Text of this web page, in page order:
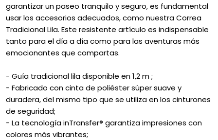
garantizar un paseo tranquilo y seguro, es fundamental
usar los accesorios adecuados, como nuestra Correa
Tradicional Lila. Este resistente artículo es indispensable
tanto para el día a día como para las aventuras más
emocionantes que compartas.
- Guía tradicional lila disponible en 1,2 m ;
- Fabricado con cinta de poliéster súper suave y
duradera, del mismo tipo que se utiliza en los cinturones
de seguridad;
- La tecnología inTransfer® garantiza impresiones con
colores más vibrantes;